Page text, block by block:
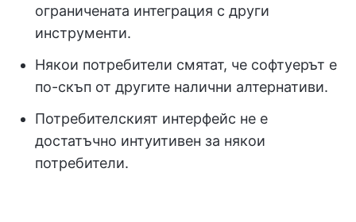
ограничената интеграция с други
инструменти.
Някои потребители смятат, че софтуерът е
по-скъп от другите налични алтернативи.
Потребителският интерфейс не е
достатъчно интуитивен за някои
потребители.